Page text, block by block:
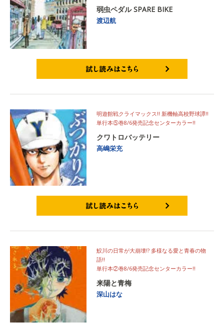
弱虫ペダル SPARE BIKE
渡辺航
明遊館戦クライマックス!! 新機軸高校野球譚!!
単行本⑤巻8/6発売記念センターカラー!!
クワトロバッテリー
高嶋栄充
鮫川の日常が大崩壊!? 多様なる愛と青春の物
語!!
単行本②巻8/6発売記念センターカラー!!
来陽と青梅
深山はな